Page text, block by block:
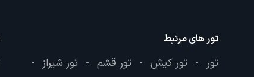
تور های مرتبط
تور - تور کیش - تور قشم - تور شیراز -